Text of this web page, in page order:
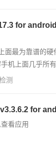
for
面最为靠谱的
机上面几乎所
测
for
看应用